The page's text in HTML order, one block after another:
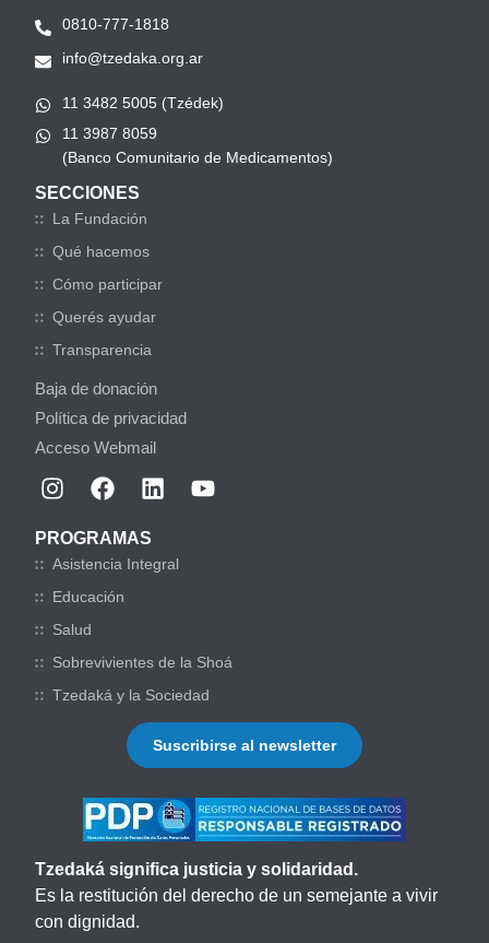
0810-777-1818
info@tzedaka.org.ar
11 3482 5005 (Tzédek)
11 3987 8059
(Banco Comunitario de Medicamentos)
SECCIONES
La Fundación
Qué hacemos
Cómo participar
Querés ayudar
Transparencia
Baja de donación
Política de privacidad
Acceso Webmail
PROGRAMAS
Asistencia Integral
Educación
Salud
Sobrevivientes de la Shoá
Tzedaká y la Sociedad
Suscribirse al newsletter
Tzedaká significa justicia y solidaridad.
Es la restitución del derecho de un semejante a vivir
con dignidad.